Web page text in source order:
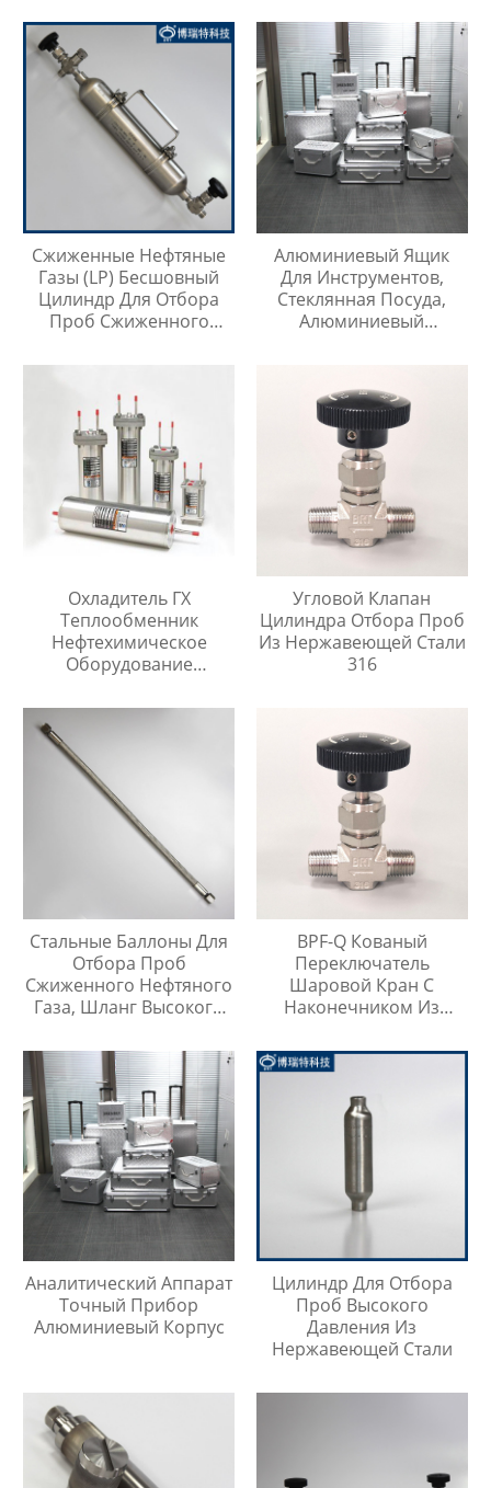
Сжиженные Нефтяные
Газы (LP) Бесшовный
Цилиндр Для Отбора
Проб Сжиженного
Алюминиевый Ящик
Для Инструментов,
Стеклянная Посуда,
Алюминиевый
Охладитель ГХ
Теплообменник
Нефтехимическое
Оборудование
Угловой Клапан
Цилиндра Отбора Проб
Из Нержавеющей Стали
316
Стальные Баллоны Для
Отбора Проб
Сжиженного Нефтяного
Газа, Шланг Высокого
Метр
BPF-Q Кованый
Переключатель
Шаровой Кран С
Наконечником Из
316
Аналитический Аппарат
Точный Прибор
Алюминиевый Корпус
Цилиндр Для Отбора
Проб Высокого
Давления Из
Нержавеющей Стали